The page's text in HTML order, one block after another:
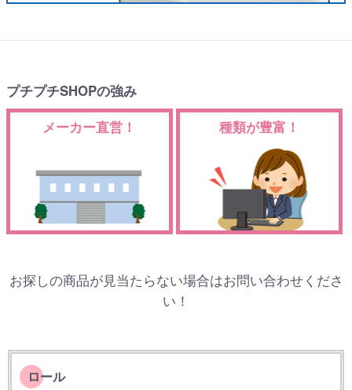
プチプチSHOPの強み
メーカー直営！
種類が豊富！
お探しの商品が見当たらない場合はお問い合わせくださ
い！
ロール